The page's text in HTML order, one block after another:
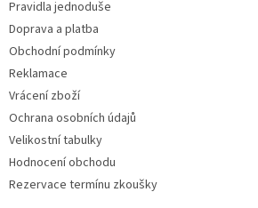
Pravidla jednoduše
Doprava a platba
Obchodní podmínky
Reklamace
Vrácení zboží
Ochrana osobních údajů
Velikostní tabulky
Hodnocení obchodu
Rezervace termínu zkoušky